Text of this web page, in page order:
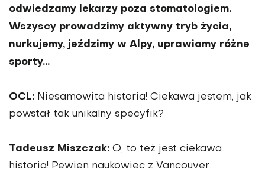
odwiedzamy lekarzy poza stomatologiem.
Wszyscy prowadzimy aktywny tryb życia,
nurkujemy, jeździ­my w Alpy, uprawiamy różne
sporty…
OCL: Niesamowita historia! Ciekawa jestem, jak
powstał tak unikalny specyfik?
Tadeusz Miszczak: O, to też jest ciekawa
historia! Pewien naukowiec z Vancouver